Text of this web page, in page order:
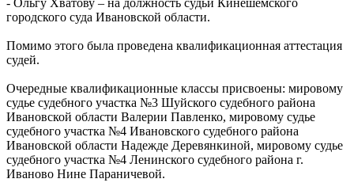
- Ольгу Хватову – на должность судьи Кинешемского
городского суда Ивановской области.
Помимо этого была проведена квалификационная аттестация
судей.
Очередные квалификационные классы присвоены: мировому
судье судебного участка №3 Шуйского судебного района
Ивановской области Валерии Павленко, мировому судье
судебного участка №4 Ивановского судебного района
Ивановской области Надежде Деревянкиной, мировому судье
судебного участка №4 Ленинского судебного района г.
Иваново Нине Параничевой.